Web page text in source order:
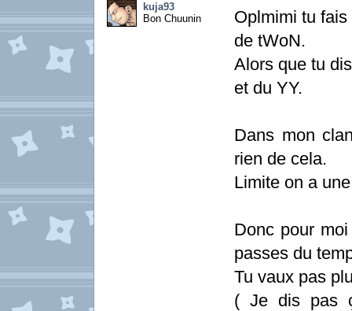
kuja93
Bon Chuunin
Oplmimi tu
de tWoN.
Alors que tu
et du YY.
Dans mon
rien de cela.
Limite on a
Donc pour
passes du
Tu vaux pas
( Je dis pas